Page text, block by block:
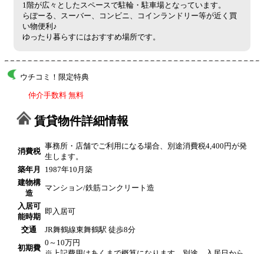
1階が広々としたスペースで駐輪・駐車場となっています。
らぽーる、スーバー、コンビニ、コインランドリー等が近く買
い物便利♪
ゆったり暮らすにはおすすめ場所です。
ウチコミ！限定特典
仲介手数料 無料
賃貸物件詳細情報
消費税
事務所・店舗でご利用になる場合、別途消費税4,400円が発
生します。
築年月
1987年10月築
建物構
造
マンション/鉄筋コンクリート造
入居可
能時期
即入居可
交通 JR舞鶴線東舞鶴駅 徒歩8分
初期費
0～10万円